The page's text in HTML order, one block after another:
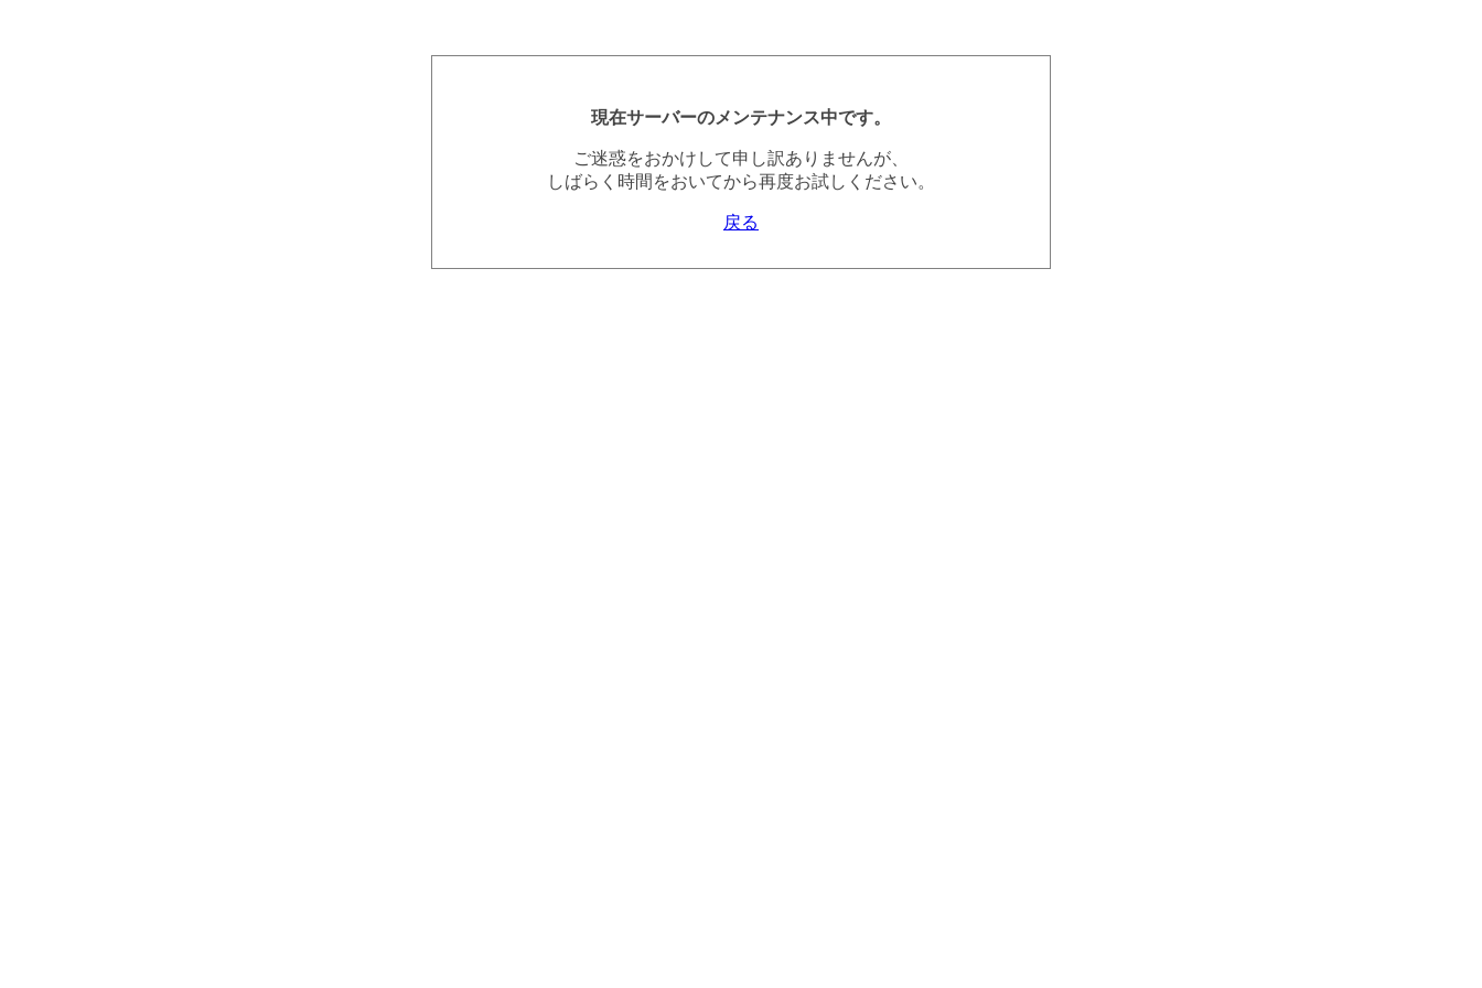
現在サーバーのメンテナンス中です。
ご迷惑をおかけして申し訳ありませんが、
しばらく時間をおいてから再度お試しください。
戻る